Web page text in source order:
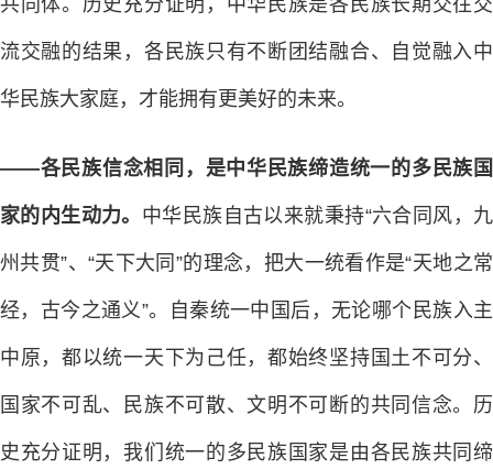
共同体。历史充分证明，中华民族是各民族长期交往交
流交融的结果，各民族只有不断团结融合、自觉融入中
华民族大家庭，才能拥有更美好的未来。
——各民族信念相同，是中华民族缔造统一的多民族国
家的内生动力。 中华民族自古以来就秉持“六合同风，九
州共贯”、“天下大同”的理念，把大一统看作是“天地之常
经，古今之通义”。自秦统一中国后，无论哪个民族入主
中原，都以统一天下为己任，都始终坚持国土不可分、
国家不可乱、民族不可散、文明不可断的共同信念。历
史充分证明，我们统一的多民族国家是由各民族共同缔